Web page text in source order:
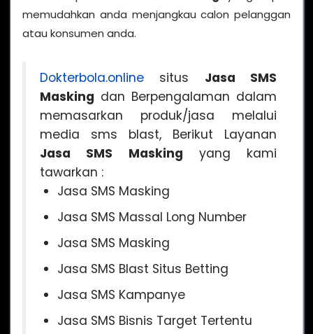
memudahkan anda menjangkau calon pelanggan
atau konsumen anda.
Dokterbola.online situs Jasa SMS
Masking dan Berpengalaman dalam
memasarkan produk/jasa melalui
media sms blast, Berikut Layanan
Jasa SMS Masking yang kami
tawarkan :
Jasa SMS Masking
Jasa SMS Massal Long Number
Jasa SMS Masking
Jasa SMS Blast Situs Betting
Jasa SMS Kampanye
Jasa SMS Bisnis Target Tertentu